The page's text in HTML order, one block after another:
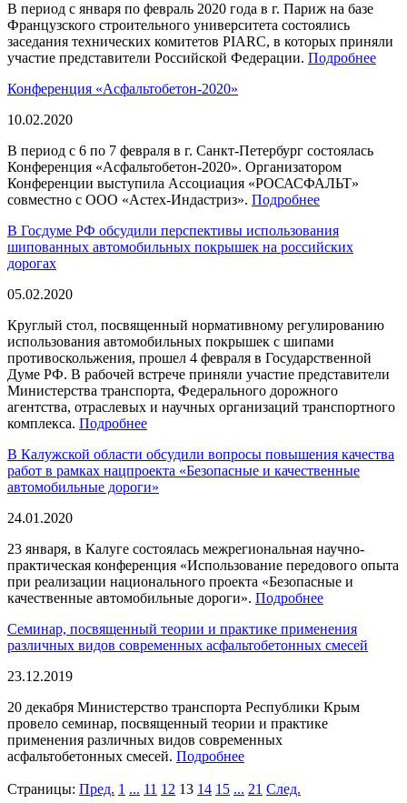
В период с января по февраль 2020 года в г. Париж на базе
Французского строительного университета состоялись
заседания технических комитетов PIARC, в которых приняли
участие представители Российской Федерации. Подробнее
Конференция «Асфальтобетон-2020»
10.02.2020
В период с 6 по 7 февраля в г. Санкт-Петербург состоялась
Конференция «Асфальтобетон-2020». Организатором
Конференции выступила Ассоциация «РОСАСФАЛЬТ»
совместно с ООО «Астех-Индастриз». Подробнее
В Госдуме РФ обсудили перспективы использования
шипованных автомобильных покрышек на российских
дорогах
05.02.2020
Круглый стол, посвященный нормативному регулированию
использования автомобильных покрышек с шипами
противоскольжения, прошел 4 февраля в Государственной
Думе РФ. В рабочей встрече приняли участие представители
Министерства транспорта, Федерального дорожного
агентства, отраслевых и научных организаций транспортного
комплекса. Подробнее
В Калужской области обсудили вопросы повышения качества
работ в рамках нацпроекта «Безопасные и качественные
автомобильные дороги»
24.01.2020
23 января, в Калуге состоялась межрегиональная научно-
практическая конференция «Использование передового опыта
при реализации национального проекта «Безопасные и
качественные автомобильные дороги». Подробнее
Cеминар, посвященный теории и практике применения
различных видов современных асфальтобетонных смесей
23.12.2019
20 декабря Министерство транспорта Республики Крым
провело семинар, посвященный теории и практике
применения различных видов современных
асфальтобетонных смесей. Подробнее
Страницы: Пред. 1 ... 11 12 13 14 15 ... 21 След.